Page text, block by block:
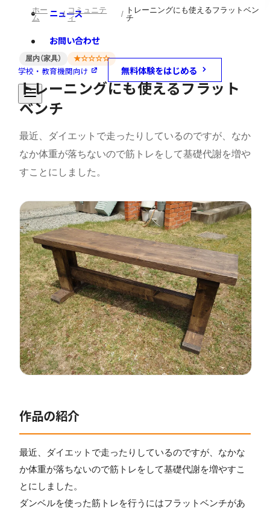
ニュース
お問い合わせ
学校・教育機関向け 無料体験をはじめる
ホー
ム
コミュニテ
ィ
トレーニングにも使えるフラットベン
チ
屋内（家具） ★☆☆☆☆
トレーニングにも使えるフラット
ベンチ
最近、ダイエットで走ったりしているのですが、なか
なか体重が落ちないので筋トレをして基礎代謝を増や
すことにしました。
作品の紹介
最近、ダイエットで走ったりしているのですが、なかな
か体重が落ちないので筋トレをして基礎代謝を増やすこ
とにしました。
ダンベルを使った筋トレを行うにはフラットベンチがあ